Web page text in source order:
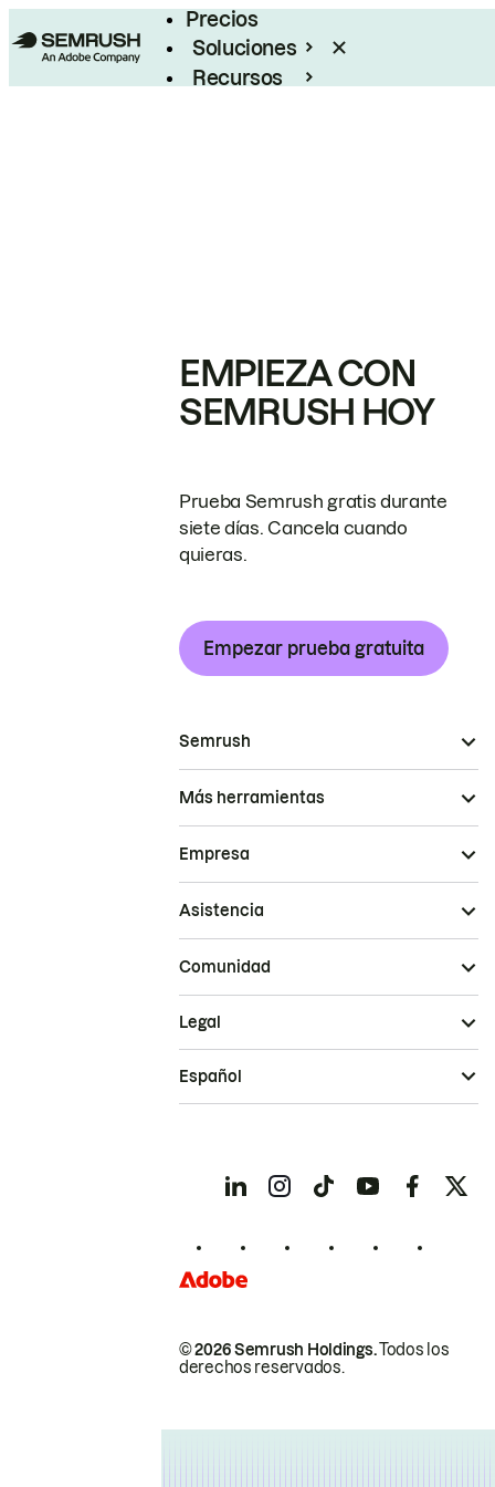
Precios
Soluciones
Recursos
EMPIEZA CON
SEMRUSH HOY
Prueba Semrush gratis durante
siete días. Cancela cuando
quieras.
Empezar prueba gratuita
Semrush
Más herramientas
Empresa
Asistencia
Comunidad
© 2026 Semrush Holdings.Todos los
derechos reservados.
Legal
Español